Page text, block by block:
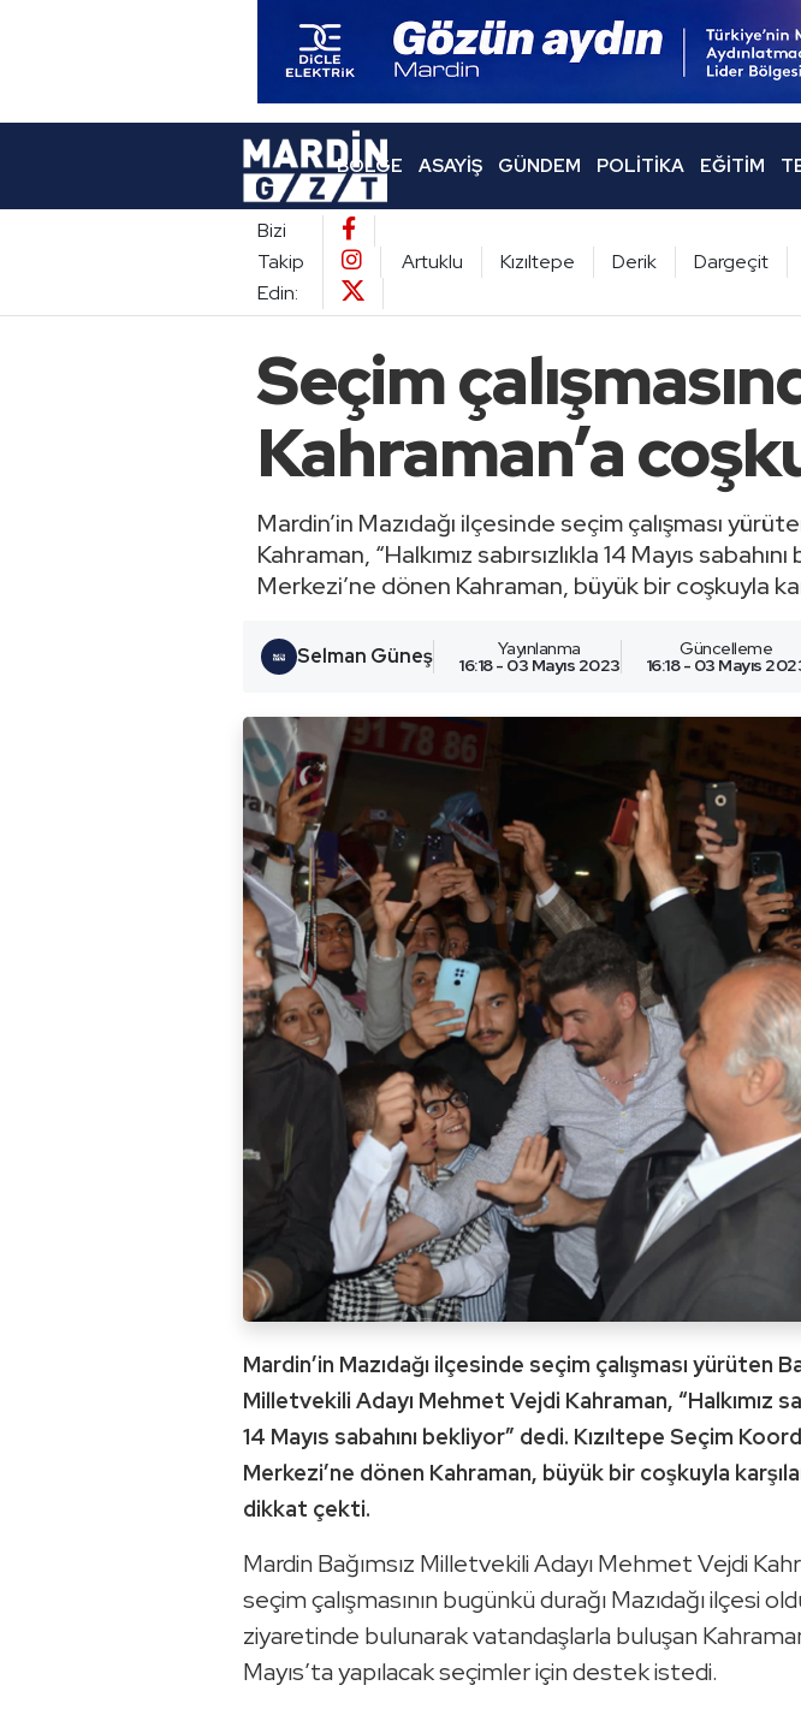
BÖLGE ASAYIŞ GÜNDEM POLITIKA EĞITIM
Bizi
Takip
Edin:
Artuklu Kızıltepe Derik Dargeçit
Seçim
Kahraman’a
Mardin’in Mazıdağı ilçesinde seçim çalışması
Kahraman, “Halkımız sabırsızlıkla 14 Mayıs
Merkezi’ne dönen Kahraman, büyük bir coşkuyla
Selman Güneş Yayınlanma
16:18 - 03 Mayıs 2023
Güncelleme
16:18 - 03 Mayıs
Mardin’in Mazıdağı ilçesinde seçim çalışması yürüten
Milletvekili Adayı Mehmet Vejdi Kahraman, “Halkımız
14 Mayıs sabahını bekliyor” dedi. Kızıltepe Seçim
Merkezi’ne dönen Kahraman, büyük bir coşkuyla
dikkat çekti.
Mardin Bağımsız Milletvekili Adayı Mehmet Vejdi
seçim çalışmasının bugünkü durağı Mazıdağı ilçesi
ziyaretinde bulunarak vatandaşlarla buluşan
Mayıs’ta yapılacak seçimler için destek istedi.